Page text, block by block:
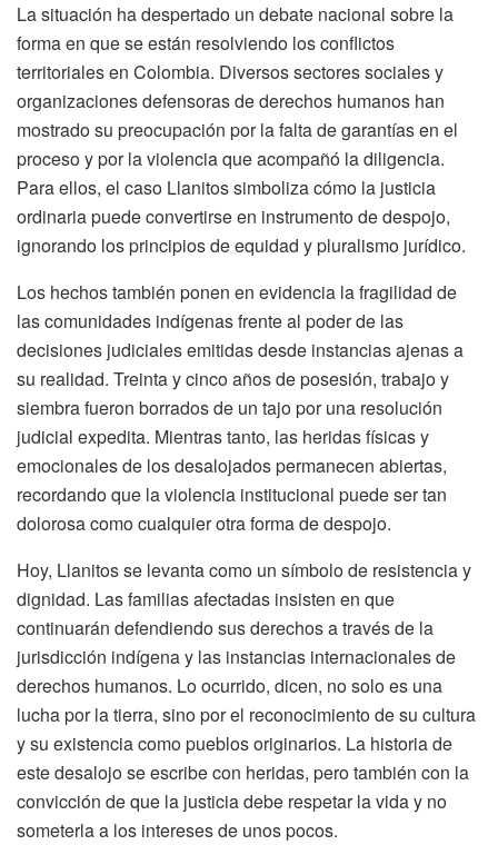
La situación ha despertado un debate nacional sobre la
forma en que se están resolviendo los conflictos
territoriales en Colombia. Diversos sectores sociales y
organizaciones defensoras de derechos humanos han
mostrado su preocupación por la falta de garantías en el
proceso y por la violencia que acompañó la diligencia.
Para ellos, el caso Llanitos simboliza cómo la justicia
ordinaria puede convertirse en instrumento de despojo,
ignorando los principios de equidad y pluralismo jurídico.
Los hechos también ponen en evidencia la fragilidad de
las comunidades indígenas frente al poder de las
decisiones judiciales emitidas desde instancias ajenas a
su realidad. Treinta y cinco años de posesión, trabajo y
siembra fueron borrados de un tajo por una resolución
judicial expedita. Mientras tanto, las heridas físicas y
emocionales de los desalojados permanecen abiertas,
recordando que la violencia institucional puede ser tan
dolorosa como cualquier otra forma de despojo.
Hoy, Llanitos se levanta como un símbolo de resistencia y
dignidad. Las familias afectadas insisten en que
continuarán defendiendo sus derechos a través de la
jurisdicción indígena y las instancias internacionales de
derechos humanos. Lo ocurrido, dicen, no solo es una
lucha por la tierra, sino por el reconocimiento de su cultura
y su existencia como pueblos originarios. La historia de
este desalojo se escribe con heridas, pero también con la
convicción de que la justicia debe respetar la vida y no
someterla a los intereses de unos pocos.